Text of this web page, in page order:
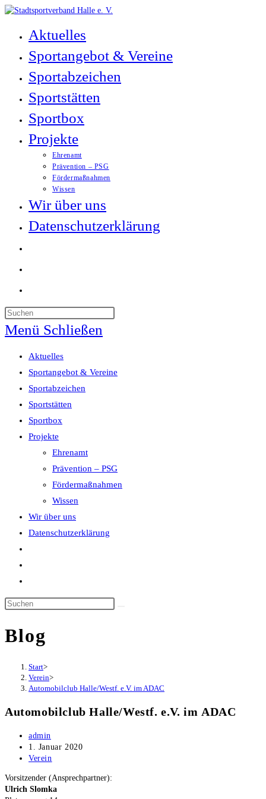
Zum
springenAktuelles
Sportangebot & Vereine
Sportabzeichen
Sportstätten
Sportbox
Projekte
Ehrenamt
Prävention – PSG
Fördermaßnahmen
Wissen
Wir über uns
Datenschutzerklärung
Suche
umschalten
Menü Schließen
Aktuelles
Sportangebot & Vereine
Sportabzeichen
Sportstätten
Sportbox
Projekte
Ehrenamt
Prävention – PSG
Fördermaßnahmen
Wissen
Wir über uns
Datenschutzerklärung
Suche
umschalten
Blog
Start>
Verein>
Automobilclub Halle/Westf. e.V. im ADAC
Automobilclub Halle/Westf. e.V. im ADAC
Beitrags-
Autor:
admin
Beitrag
veröffentlicht:
1. Januar 2020
Beitrags-
Verein
Vor­sit­zen­der (Ansprech­part­ner):
Ulrich Slom­ka